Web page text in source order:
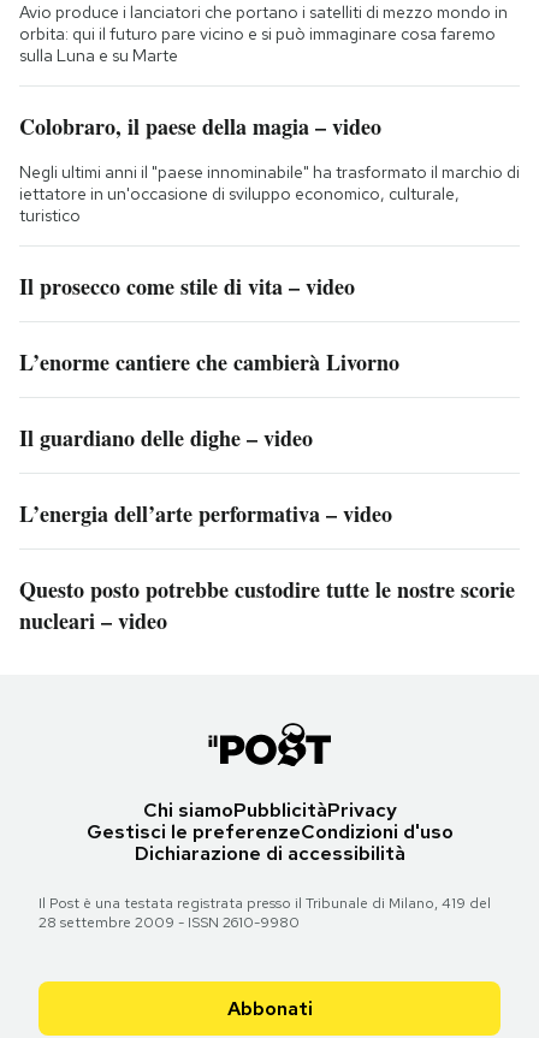
Avio produce i lanciatori che portano i satelliti di mezzo mondo in
orbita: qui il futuro pare vicino e si può immaginare cosa faremo
sulla Luna e su Marte
Colobraro, il paese della magia – video
Negli ultimi anni il "paese innominabile" ha trasformato il marchio di
iettatore in un'occasione di sviluppo economico, culturale,
turistico
Il prosecco come stile di vita – video
L’enorme cantiere che cambierà Livorno
Il guardiano delle dighe – video
L’energia dell’arte performativa – video
Questo posto potrebbe custodire tutte le nostre scorie
nucleari – video
Chi siamoPubblicitàPrivacy
Gestisci le preferenzeCondizioni d'uso
Dichiarazione di accessibilità
Il Post è una testata registrata presso il Tribunale di Milano, 419 del
28 settembre 2009 - ISSN 2610-9980
Abbonati